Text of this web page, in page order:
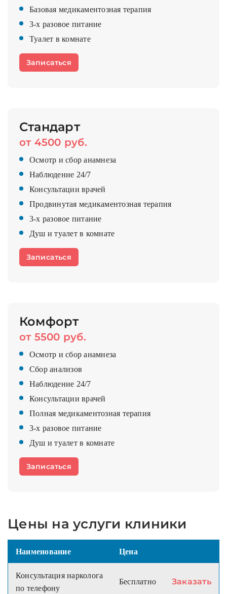
Базовая медикаментозная терапия
3-х разовое питание
Туалет в комнате
Записаться
Стандарт
от 4500 руб.
Осмотр и сбор анамнеза
Наблюдение 24/7
Консультации врачей
Продвинутая медикаментозная терапия
3-х разовое питание
Душ и туалет в комнате
Записаться
Комфорт
от 5500 руб.
Осмотр и сбор анамнеза
Сбор анализов
Наблюдение 24/7
Консультации врачей
Полная медикаментозная терапия
3-х разовое питание
Душ и туалет в комнате
Записаться
Цены на услуги клиники
Наименование Цена
Консультация нарколога
по телефону
Бесплатно Заказать